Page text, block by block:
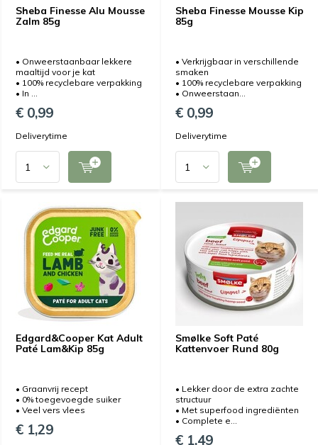
Sheba Finesse Alu Mousse
Zalm 85g
• Onweerstaanbaar lekkere
maaltijd voor je kat
• 100% recyclebare verpakking
• In ...
€ 0,99
Deliverytime
Sheba Finesse Mousse Kip
85g
• Verkrijgbaar in verschillende
smaken
• 100% recyclebare verpakking
• Onweerstaan...
€ 0,99
Deliverytime
Edgard&Cooper Kat Adult
Paté Lam&Kip 85g
• Graanvrij recept
• 0% toegevoegde suiker
• Veel vers vlees
€ 1,29
Smølke Soft Paté
Kattenvoer Rund 80g
• Lekker door de extra zachte
structuur
• Met superfood ingrediënten
• Complete e...
€ 1,49